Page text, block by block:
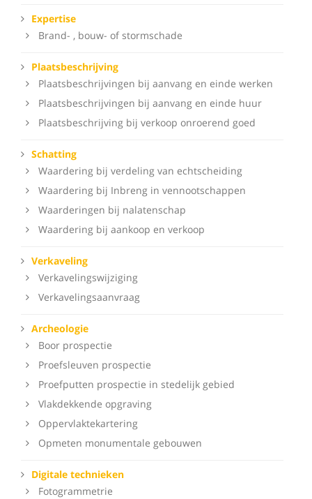
Expertise
Brand- , bouw- of stormschade
Plaatsbeschrijving
Plaatsbeschrijvingen bij aanvang en einde werken
Plaatsbeschrijvingen bij aanvang en einde huur
Plaatsbeschrijving bij verkoop onroerend goed
Schatting
Waardering bij verdeling van echtscheiding
Waardering bij Inbreng in vennootschappen
Waarderingen bij nalatenschap
Waardering bij aankoop en verkoop
Verkaveling
Verkavelingswijziging
Verkavelingsaanvraag
Archeologie
Boor prospectie
Proefsleuven prospectie
Proefputten prospectie in stedelijk gebied
Vlakdekkende opgraving
Oppervlaktekartering
Opmeten monumentale gebouwen
Digitale technieken
Fotogrammetrie